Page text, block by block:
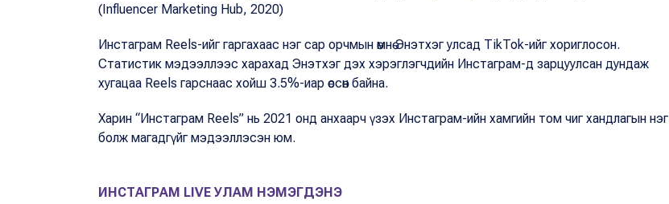
(Influencer Marketing Hub, 2020)
Инстаграм Reels-ийг гаргахаас нэг сар орчмын өмнө Энэтхэг улсад TikTok-ийг хориглосон.
Статистик мэдээллээс харахад Энэтхэг дэх хэрэглэгчдийн Инстаграм-д зарцуулсан дундаж
хугацаа Reels гарснаас хойш 3.5%-иар өссөн байна.
Харин “Инстаграм Reels” нь 2021 онд анхаарч үзэх Инстаграм-ийн хамгийн том чиг хандлагын нэг
болж магадгүйг мэдээллэсэн юм.
ИНСТАГРАМ LIVE УЛАМ НЭМЭГДЭНЭ